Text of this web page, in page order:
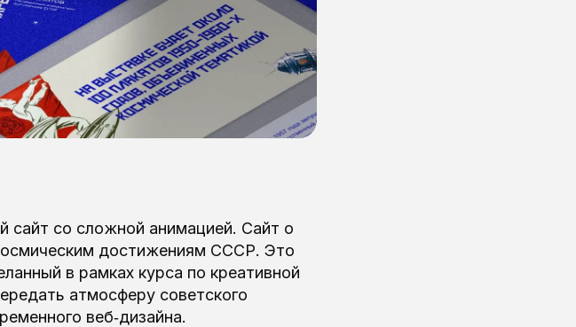
сайт со сложной анимацией. Сайт о
достижениям СССР. Это
в рамках курса по креативной
атмосферу советского
веб‑дизайна.